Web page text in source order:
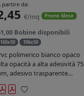
partire da:
€/mq Promo Mese
Bobine disponibili
160x50 106x50
polimerico bianco opaco
opacità a alta adesività 75
adesivo trasparente
hotmelt permanente,
5-7 anni liner 140gr PE